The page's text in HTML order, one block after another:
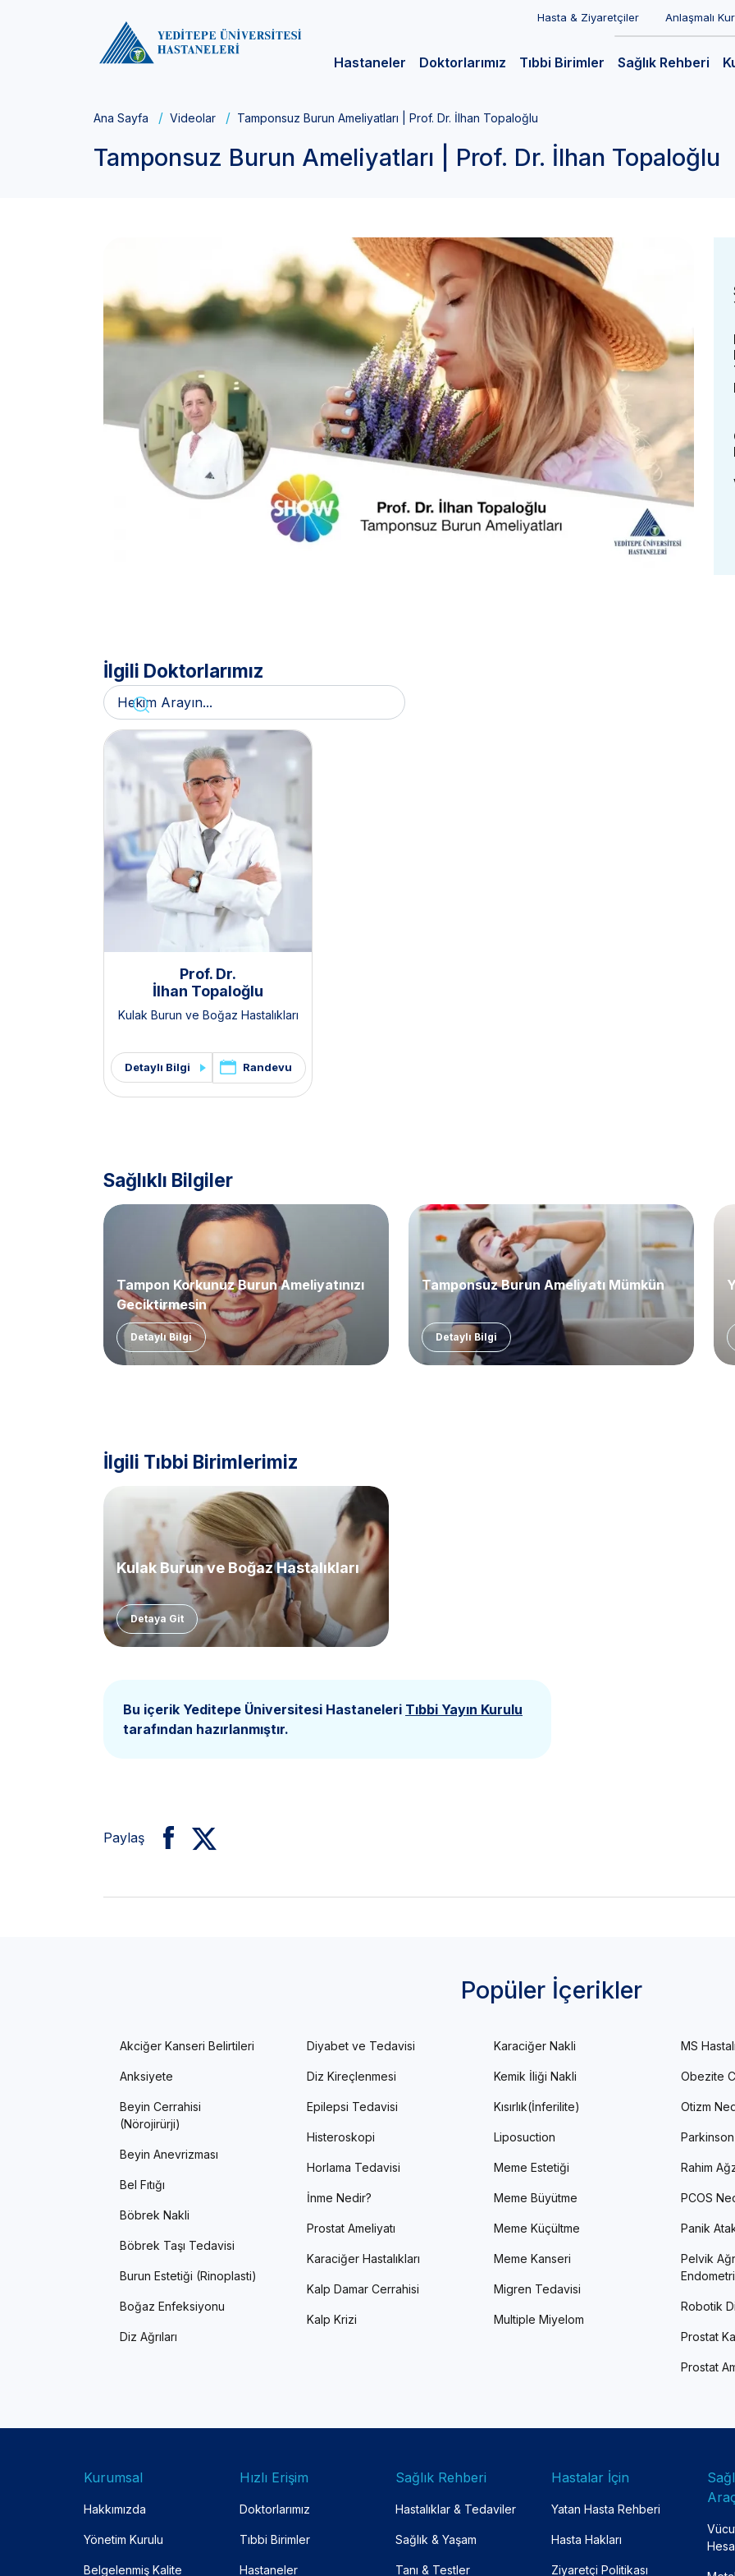
Hasta & Ziyaretçiler Anlaşmalı
Hastaneler Doktorlarımız Tıbbi Birimler Sağlık Rehberi
Ana Sayfa Videolar Tamponsuz Burun Ameliyatları | Prof. Dr. İlhan Topaloğlu
Tamponsuz Burun Ameliyatları | Prof. Dr. İlhan Topaloğlu
İlgili Doktorlarımız
Prof. Dr.
İlhan Topaloğlu
Kulak Burun ve Boğaz Hastalıkları
Detaylı Bilgi Randevu
Sağlıklı Bilgiler
Tampon Korkunuz Burun Ameliyatınızı
Geciktirmesin
Detaylı Bilgi
Tamponsuz Burun Ameliyatı Mümkün
Detaylı Bilgi
İlgili Tıbbi Birimlerimiz
Kulak Burun ve Boğaz Hastalıkları
Detaya Git
Bu içerik Yeditepe Üniversitesi Hastaneleri Tıbbi Yayın Kurulu
tarafından hazırlanmıştır.
Paylaş
Popüler İçerikler
Akciğer Kanseri Belirtileri
Anksiyete
Beyin Cerrahisi
(Nörojirürji)
Beyin Anevrizması
Bel Fıtığı
Böbrek Nakli
Böbrek Taşı Tedavisi
Burun Estetiği (Rinoplasti)
Boğaz Enfeksiyonu
Diz Ağrıları
Diyabet ve Tedavisi
Diz Kireçlenmesi
Epilepsi Tedavisi
Histeroskopi
Horlama Tedavisi
İnme Nedir?
Prostat Ameliyatı
Karaciğer Hastalıkları
Kalp Damar Cerrahisi
Kalp Krizi
Karaciğer Nakli
Kemik İliği Nakli
Kısırlık(İnferilite)
Liposuction
Meme Estetiği
Meme Büyütme
Meme Küçültme
Meme Kanseri
Migren Tedavisi
Multiple Miyelom
MS
Obezite
Otizm
Rahim
PCOS
Panik
Pelvik
Robotik
Prostat
Prostat
Kurumsal
Hakkımızda
Yönetim Kurulu
Belgelenmiş Kalite
Hızlı Erişim
Doktorlarımız
Tıbbi Birimler
Hastaneler
Sağlık Rehberi
Hastalıklar & Tedaviler
Sağlık & Yaşam
Tanı & Testler
Hastalar İçin
Yatan Hasta Rehberi
Hasta Hakları
Ziyaretçi Politikası